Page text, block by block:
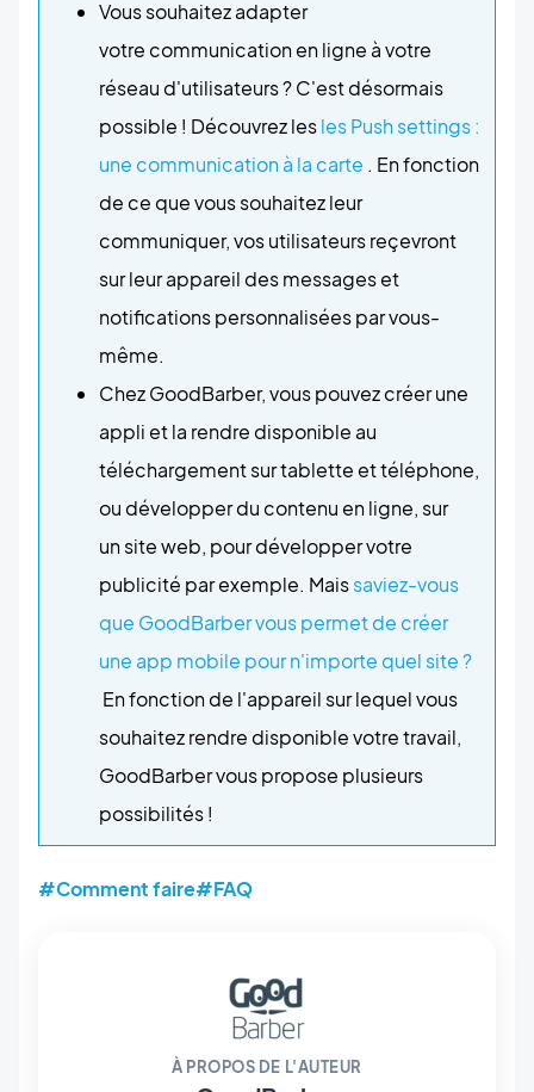
Vous souhaitez adapter
votre communication en ligne à votre
réseau d'utilisateurs ? C'est désormais
possible ! Découvrez lesles Push settings :
une communication à la carte . En fonction
de ce que vous souhaitez leur
communiquer, vos utilisateurs reçevront
sur leur appareil des messages et
notifications personnalisées par vous-
même.
Chez GoodBarber, vous pouvez créer une
appli et la rendre disponible au
téléchargement sur tablette et téléphone,
ou développer du contenu en ligne, sur
un site web, pour développer votre
publicité par exemple. Maissaviez-vous
que GoodBarber vous permet de créer
une app mobile pour n'importe quel site ?
En fonction de l'appareil sur lequel vous
souhaitez rendre disponible votre travail,
GoodBarber vous propose plusieurs
possibilités !
#Comment faire#FAQ
À PROPOS DE L'AUTEUR